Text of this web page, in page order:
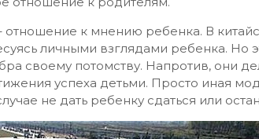
отношение к мнению ребенка. В
личными взглядами ребенка. Но
своему потомству. Напротив, они
успеха детьми. Просто иная
не дать ребенку сдаться или